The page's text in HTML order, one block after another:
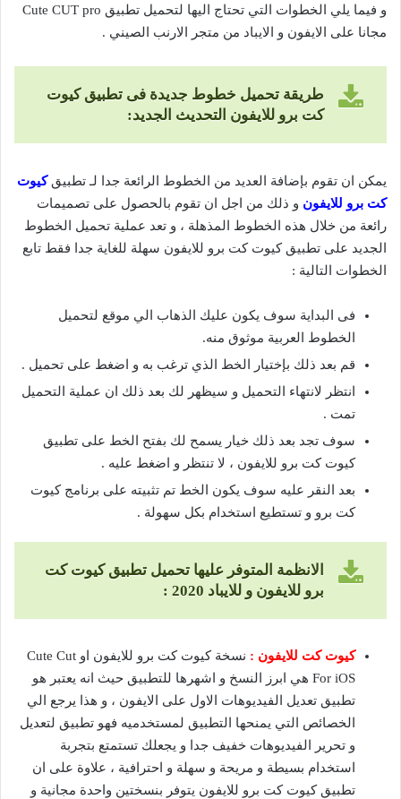
و فيما يلي الخطوات التي تحتاج اليها لتحميل تطبيق Cute CUT pro
مجانا على الايفون و الايباد من متجر الارنب الصيني .
طريقة تحميل خطوط جديدة فى تطبيق كيوت
كت برو للايفون التحديث الجديد:
يمكن ان تقوم بإضافة العديد من الخطوط الرائعة جدا لـ تطبيقكيوت
كت برو للايفون و ذلك من اجل ان تقوم بالحصول على تصميمات
رائعة من خلال هذه الخطوط المذهلة ، و تعد عملية تحميل الخطوط
الجديد على تطبيق كيوت كت برو للايفون سهلة للغاية جدا فقط تابع
الخطوات التالية :
فى البداية سوف يكون عليك الذهاب الي موقع لتحميل
الخطوط العربية موثوق منه.
قم بعد ذلك بإختيار الخط الذي ترغب به و اضغط على تحميل .
انتظر لانتهاء التحميل و سيظهر لك بعد ذلك ان عملية التحميل
تمت .
سوف تجد بعد ذلك خيار يسمح لك بفتح الخط على تطبيق
كيوت كت برو للايفون ، لا تنتظر و اضغط عليه .
بعد النقر عليه سوف يكون الخط تم تثبيته على برنامج كيوت
كت برو و تستطيع استخدام بكل سهولة .
الانظمة المتوفر عليها تحميل تطبيق كيوت كت
برو للايفون و للايباد 2020 :
كيوت كت للايفون :
نسخة كيوت كت برو للايفون او Cute Cut
For iOS هي ابرز النسخ و اشهرها للتطبيق حيث انه يعتبر هو
تطبيق تعديل الفيديوهات الاول على الايفون ، و هذا يرجع الي
الخصائص التي يمنحها التطبيق لمستخدميه فهو تطبيق لتعديل
و تحرير الفيديوهات خفيف جدا و يجعلك تستمتع بتجربة
استخدام بسيطة و مريحة و سهلة و احترافية ، علاوة على ان
تطبيق كيوت كت برو للايفون يتوفر بنسختين واحدة مجانية و